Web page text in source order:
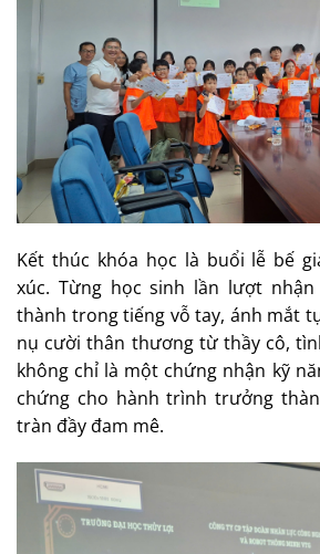
Kết thúc khóa học là buổi lễ bế
xúc. Từng học sinh lần lượt
thành trong tiếng vỗ tay, ánh mắt
nụ cười thân thương từ thầy cô,
không chỉ là một chứng nhận kỹ
chứng cho hành trình trưởng
tràn đầy đam mê.